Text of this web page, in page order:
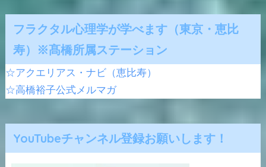
フラクタル心理学が学べます（東京・恵比
寿）※髙橋所属ステーション
☆アクエリアス・ナビ（恵比寿）
☆高橋裕子公式メルマガ
YouTubeチャンネル登録お願いします！